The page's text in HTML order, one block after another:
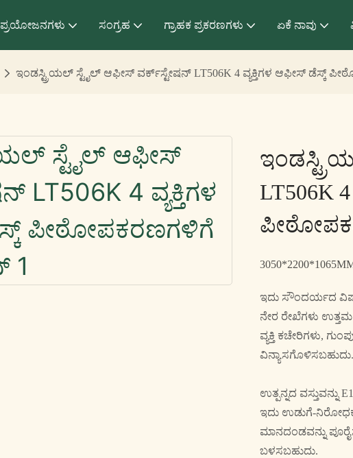
ಪ್ರಯೋಜನಗಳು ಸಂಗ್ರಹ ಗ್ರಾಹಕ ಪ್ರಕರಣಗಳು ಏಕೆ ನಾವು
ಇಂಡಸ್ಟ್ರಿಯಲ್ ಸ್ಟೈಲ್ ಆಫೀಸ್ ವರ್ಕ್‌ಸ್ಟೇಷನ್ LT506K 4 ವ್ಯಕ್ತಿಗಳ ಆಫೀಸ್ ಡೆಸ್ಕ್
LT506K
ಇದು ಸೌಂದರ್ಯದ
ನೇರ ರೇಖೆಗಳು
ವ್ಯಕ್ತಿ ಕಚೇರಿಗಳು,
ವಿನ್ಯಾಸಗೊಳಿಸಬಹುದು.
ಉತ್ಪನ್ನದ
ಇದು ಉಡುಗೆ-ನಿರೋಧಕ
ಮಾನದಂಡವನ್ನು
ಬಳಸಬಹುದು.